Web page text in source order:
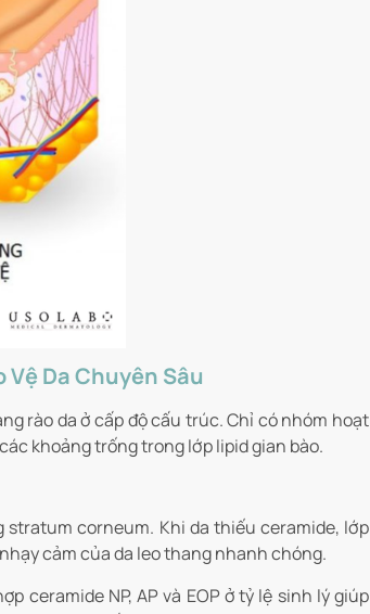
Vệ Da Chuyên Sâu
rào da ở cấp độ cấu trúc. Chỉ có nhóm hoạt
khoảng trống trong lớp lipid gian bào.
corneum. Khi da thiếu ceramide, lớp
cảm của da leo thang nhanh chóng.
ceramide NP, AP và EOP ở tỷ lệ sinh lý giúp